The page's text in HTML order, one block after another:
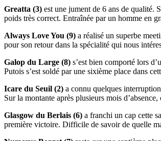
Greatta (3) est une jument de 6 ans de qualité.
poids très correct. Entraînée par un homme en
Always Love You (9) a réalisé un superbe
pour son retour dans la spécialité qui nous
Galop du Large (8) s’est bien comporté lors
Putois s’est soldé par une sixième place dans
Icare du Seuil (2) a connu quelques
Sur la montante après plusieurs mois
Glasgow du Berlais (6) a franchi un cap cette
première victoire. Difficile de savoir de quelle